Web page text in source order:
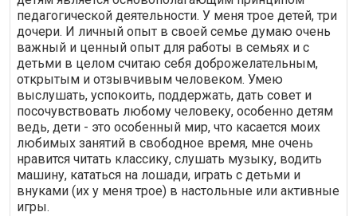
педагогической деятельности. У меня трое детей, три
дочери. И личный опыт в своей семье думаю очень
важный и ценный опыт для работы в семьях и с
детьми в целом считаю себя доброжелательным,
открытым и отзывчивым человеком. Умею
выслушать, успокоить, поддержать, дать совет и
посочувствовать любому человеку, особенно детям
ведь, дети - это особенный мир, что касается моих
любимых занятий в свободное время, мне очень
нравится читать классику, слушать музыку, водить
машину, кататься на лошади, играть с детьми и
внуками (их у меня трое) в настольные или активные
игры.